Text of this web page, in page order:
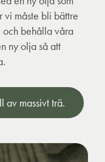
vi måste bli bättre
och behålla våra
ny olja så att
av massivt trä.